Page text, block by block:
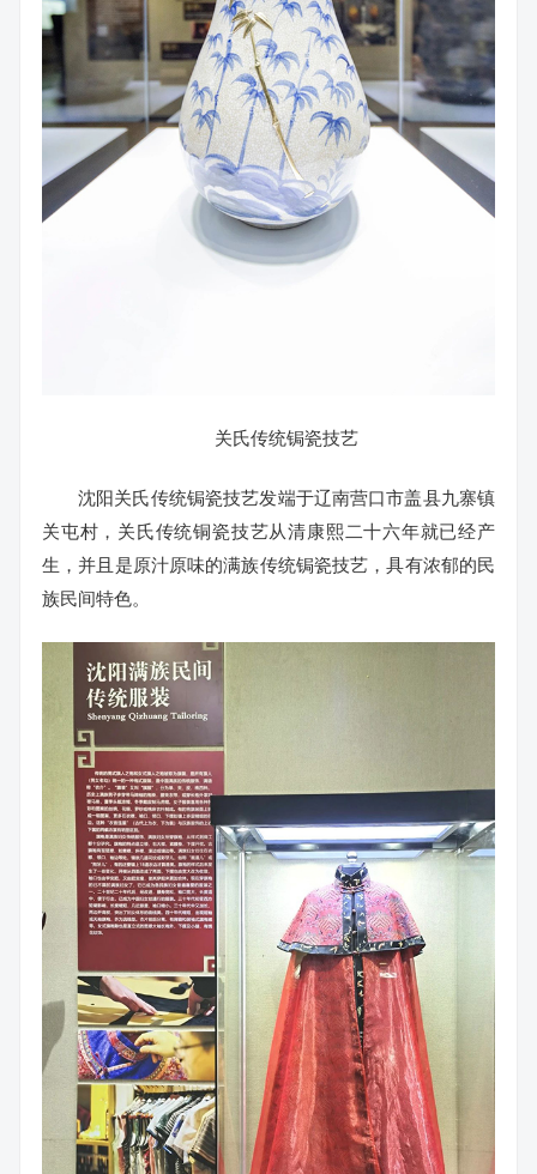
关氏传统锔瓷技艺
沈阳关氏传统锔瓷技艺发端于辽南营口市盖县九寨镇
关屯村，关氏传统铜瓷技艺从清康熙二十六年就已经产
生，并且是原汁原味的满族传统锔瓷技艺，具有浓郁的民
族民间特色。